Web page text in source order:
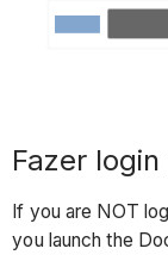
Fazer
If you are NOT
you launch the